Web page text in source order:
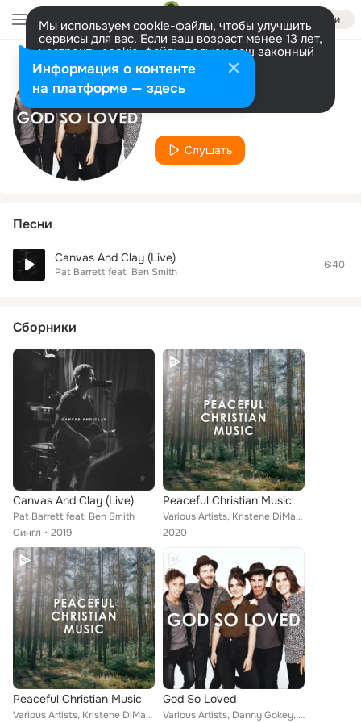
Войти
Мы используем cookie-файлы, чтобы улучшить
сервисы для вас. Если ваш возраст менее 13 лет,
настроить cookie-файлы должен ваш законный
представитель. Больше информации
Разрешить все Настроить
Исполнитель
Ben Smith
Слушать
Песни
Canvas And Clay (Live)
Pat Barrett feat. Ben Smith
6:40
Сборники
Canvas And Clay (Live)
Pat Barrett feat. Ben Smith
Сингл
2019
Peaceful Christian Music
Various Artists, Kristene DiMarco, Kristian Stanfill, Life.Church Worship, Kim Walker-Smith, Kari Jobe, Cody Carnes, Riley Clemm...
2020
Peaceful Christian Music
Various Artists, Kristene DiMarco, Kristian Stanfill, Life.Church Worship, Kim Walker-Smith, Kari Jobe, Cody Carnes, Riley Clemm...
God So Loved
Various Artists, Danny Gokey, Jesus Culture, Unspoken, Passion, Maranatha! Music, Kari Jobe, Chris Tomlin, Cody Carnes, Riley Cl...
Информация о контенте
на платформе — здесь